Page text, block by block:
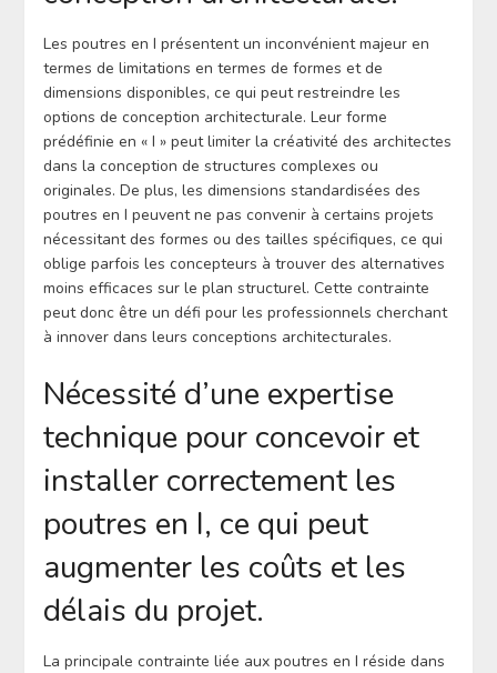
Les poutres en I présentent un inconvénient majeur en
termes de limitations en termes de formes et de
dimensions disponibles, ce qui peut restreindre les
options de conception architecturale. Leur forme
prédéfinie en « I » peut limiter la créativité des architectes
dans la conception de structures complexes ou
originales. De plus, les dimensions standardisées des
poutres en I peuvent ne pas convenir à certains projets
nécessitant des formes ou des tailles spécifiques, ce qui
oblige parfois les concepteurs à trouver des alternatives
moins efficaces sur le plan structurel. Cette contrainte
peut donc être un défi pour les professionnels cherchant
à innover dans leurs conceptions architecturales.
Nécessité d’une expertise
technique pour concevoir et
installer correctement les
poutres en I, ce qui peut
augmenter les coûts et les
délais du projet.
La principale contrainte liée aux poutres en I réside dans